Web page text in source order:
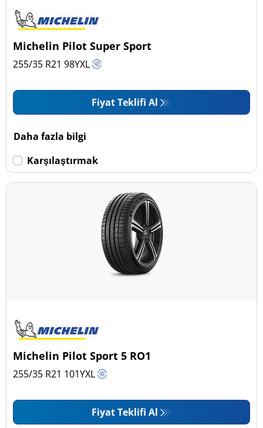
Michelin Pilot Super Sport
255/35 R2198YXL
Fiyat Teklifi Al
Daha fazla bilgi
Karşılaştırmak
Michelin Pilot Sport 5 RO1
255/35 R21 101YXL
Fiyat Teklifi Al